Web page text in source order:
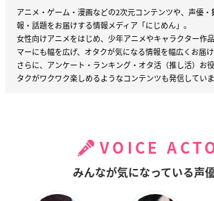
アニメ・ゲーム・漫画などの2次元コンテンツや、声優
報・話題をお届けする情報メディア「にじめん」。
女性向けアニメをはじめ、少年アニメやキャラクター作
マーにも幅を広げ、オタクが気になる情報を幅広くお届け
さらに、アンケート・ランキング・オタ活（推し活）お
タクがワクワク楽しめるようなコンテンツも発信していま
VOICE
みんなが気になっている声